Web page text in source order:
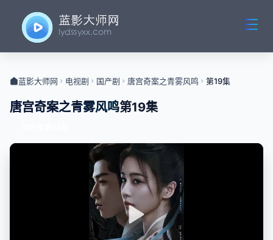
蓝影大师网 电视剧 国产剧 唐宫奇案之青雾风鸣 第19集
唐宫奇案之青雾风鸣第19集